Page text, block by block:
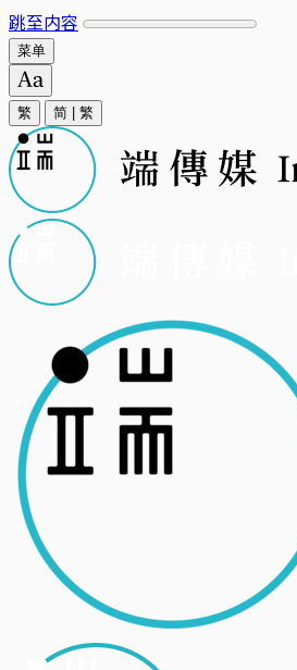
跳至内容
菜单
繁 简 繁